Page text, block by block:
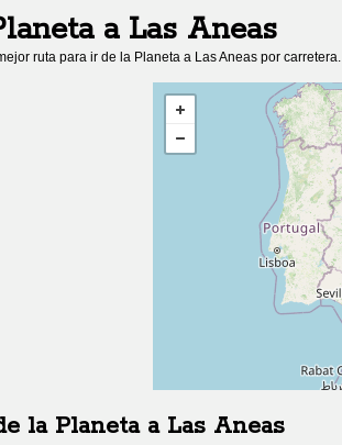
a Las Aneas
ruta para ir de la Planeta a Las Aneas por carretera.
la Planetaa Las Aneas